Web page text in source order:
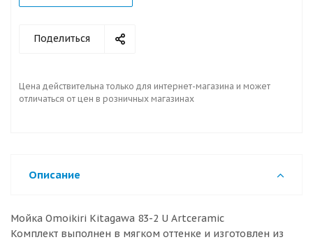
Поделиться
Цена действительна только для интернет-магазина и может
отличаться от цен в розничных магазинах
Описание
Мойка Omoikiri Kitagawa 83-2 U Artceramic
Комплект выполнен в мягком оттенке и изготовлен из